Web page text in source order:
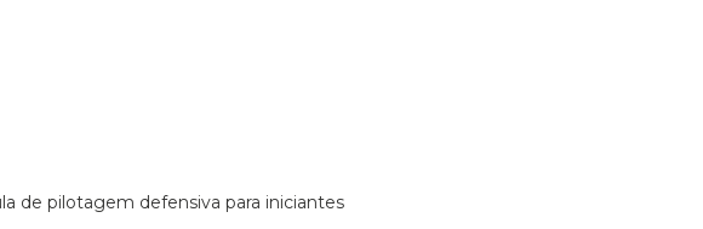
de pilotagem defensiva para iniciantes